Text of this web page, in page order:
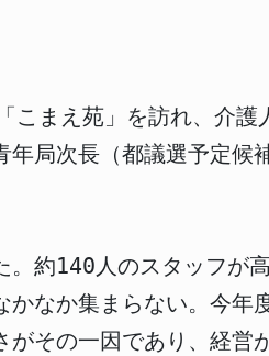
まえ苑」を訪れ、介護
局次長（都議選予定候
約140人のスタッフが
なか集まらない。今年
その一因であり、経営